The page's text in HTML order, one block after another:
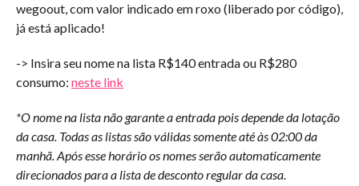
wegoout, com valor indicado em roxo (liberado por código),
já está aplicado!
-> Insira seu nome na lista R$140 entrada ou R$280
consumo: neste link
*O nome na lista não garante a entrada pois depende da lotação
da casa. Todas as listas são válidas somente até às 02:00 da
manhã. Após esse horário os nomes serão automaticamente
direcionados para a lista de desconto regular da casa.